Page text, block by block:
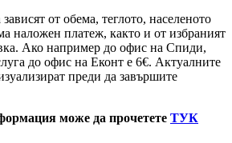
от обема, теглото, населеното
наложен платеж, както и от избраният
Ако например до офис на Спиди,
до офис на Еконт е 6€. Актуалните
преди да завършите
може да прочетете ТУК